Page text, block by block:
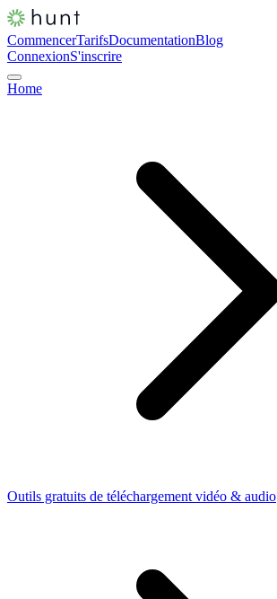
CommencerTarifsDocumentationBlog
ConnexionS'inscrire
Home
Outils gratuits de téléchargement vidéo & audio